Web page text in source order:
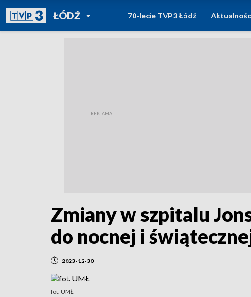
ŁÓDŹPOWRÓT DO
TVP REGIONY
70-lecie TVP3 Łódź
Zmiany w szpitalu
do nocnej i
2023-12-30
fot. UMŁ